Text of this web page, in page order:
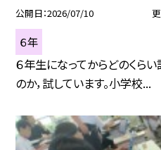
公開日 2026/07/10
６年
６年生になってからどのくら
のか，試しています。小学校...